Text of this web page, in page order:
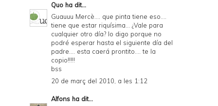
Quo ha dit...
Guauuu Mercè.... que pinta tiene eso....
tiene que estar riquísima... ¿Vale para
cualquier otro día? lo digo porque no
podré esperar hasta el siguiente día del
padre.... esta caerá prontito.... te la
copio!!!!!
bss
20 de març del 2010, a les 1:12
Alfons ha dit...